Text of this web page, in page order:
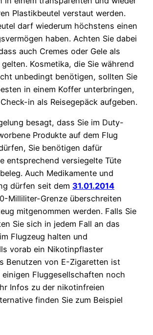
Plastikbeutel verstaut werden.
darf wiederum höchstens einen
haben. Achten Sie dabei
auch Cremes oder Gele als
Kosmetika, die Sie während
unbedingt benötigen, sollten Sie
in einem Koffer unterbringen,
in als Reisegepäck aufgeben.
besagt, dass Sie im Duty-
Produkte auf dem Flug
Sie benötigen dafür
entsprechend versiegelte Tüte
Auch Medikamente und
dürfen seit dem 31.01.2014
Milliliter-Grenze überschreiten
mitgenommen werden. Falls Sie
Sie sich in jedem Fall an das
Flugzeug halten und
vorab ein Nikotinpflaster
Benutzen von E-Zigaretten ist
Fluggesellschaften noch
Infos zu der nikotinfreien
finden Sie zum Beispiel